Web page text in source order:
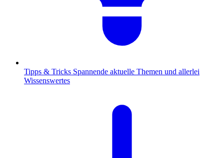
Tipps & Tricks Spannende aktuelle Themen und allerlei
Wissenswertes